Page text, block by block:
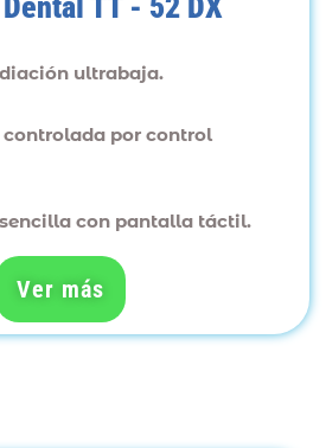
TT - 52 DX
ultrabaja.
por control
con pantalla táctil.
Ver más